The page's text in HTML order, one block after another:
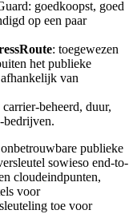
goedkoopst, goed
op een paar
: toegewezen
het publieke
van
carrier-beheerd, duur,
bedrijven.
publieke
sowieso end-to-
cloudeindpunten,
voor
toe voor